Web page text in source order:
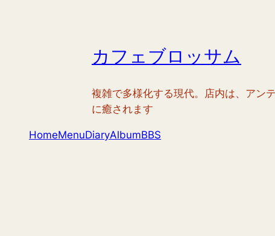
カフェブロッサム
複雑で多様化する現代。店内は、アン
に癒されます
HomeMenuDiaryAlbumBBS